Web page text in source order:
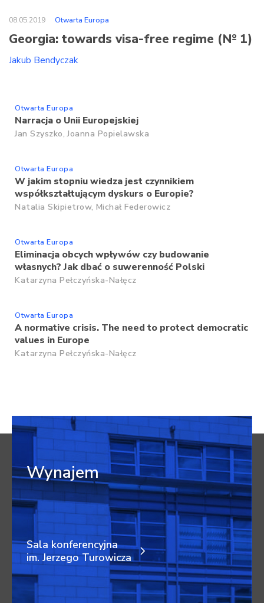
08.05.2019 Otwarta Europa
Georgia: towards visa-free regime (№ 1)
Jakub Bendyczak
Otwarta Europa
Narracja o Unii Europejskiej
Jan Szyszko, Joanna Popielawska
Otwarta Europa
W jakim stopniu wiedza jest czynnikiem
współkształtującym dyskurs o Europie?
Natalia Skipietrow, Michał Federowicz
Otwarta Europa
Eliminacja obcych wpływów czy budowanie
własnych? Jak dbać o suwerenność Polski
Katarzyna Pełczyńska-Nałęcz
Otwarta Europa
A normative crisis. The need to protect democratic
values in Europe
Katarzyna Pełczyńska-Nałęcz
Wynajem
Sala konferencyjna
im. Jerzego Turowicza